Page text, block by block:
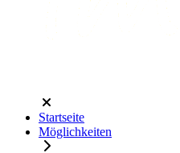
Startseite
Möglichkeiten